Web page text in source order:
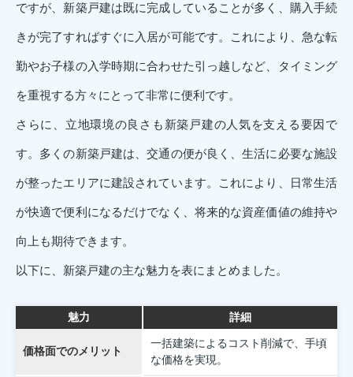
ですが、新築戸建は既に完成していることが多く、購入手続
きが完了すればすぐに入居が可能です。これにより、急な転
勤やお子様の入学時期に合わせた引っ越しなど、タイミング
を重視する方々にとって非常に便利です。
さらに、立地環境の良さも新築戸建の人気を支える要因で
す。多くの新築戸建は、交通の便が良く、生活に必要な施設
が整ったエリアに建設されています。これにより、日常生活
が快適で便利になるだけでなく、将来的な資産価値の維持や
向上も期待できます。
以下に、新築戸建の主な魅力を表にまとめました。
魅力 詳細
価格面でのメリット
一括建築によるコスト削減で、手頃
な価格を実現。